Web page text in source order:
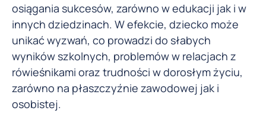
osiągania sukcesów, zarówno w edukacji jak i w
innych dziedzinach. W efekcie, dziecko może
unikać wyzwań, co prowadzi do słabych
wyników szkolnych, problemów w relacjach z
rówieśnikami oraz trudności w dorosłym życiu,
zarówno na płaszczyźnie zawodowej jak i
osobistej.